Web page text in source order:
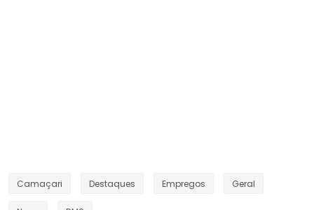
Camaçari Destaques Empregos Geral